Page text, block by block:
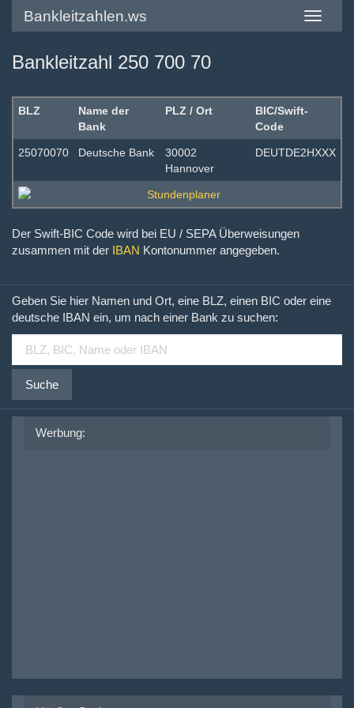
Toggle
Bankleitzahlen.ws
Bankleitzahl 250 700 70
BLZ
Name der
Bank
PLZ / Ort
BIC/Swift-
Code
25070070 Deutsche Bank
30002
Hannover
DEUTDE2HXXX
Der Swift-BIC Code wird bei EU / SEPA Überweisungen
zusammen mit der IBAN Kontonummer angegeben.
Geben Sie hier Namen und Ort, eine BLZ, einen BIC oder eine
deutsche IBAN ein, um nach einer Bank zu suchen:
Suche
Werbung: